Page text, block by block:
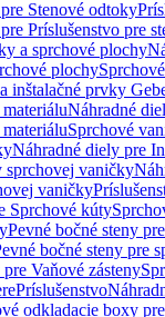
Stenové odtoky
Príslušenstvo pre
a sprchové plochy
plochy
inštalačné prvky
Náhradné
Sprchové
Náhradné diely pre
sprchovej vaničky
vaničky
Sprchové kúty
Pevné bočné steny
bočné steny pre
Vaňové zásteny
Príslušenstvo
odkladacie boxy